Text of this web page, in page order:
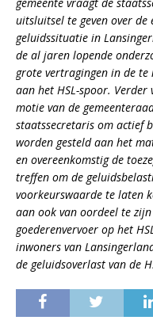
uitsluitsel te geven over de
geluidssituatie in
de al jaren lopende
grote vertragingen in de
aan het HSL-spoor. Verder
motie van de
staatssecretaris om actief
worden gesteld aan het
en overeenkomstig de
treffen om de
voorkeurswaarde te laten
aan ook van oordeel te
goederenvervoer op het
inwoners van
de geluidsoverlast van de